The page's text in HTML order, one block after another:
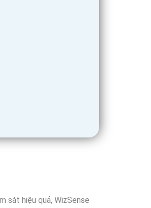
sát hiệu quả, WizSense